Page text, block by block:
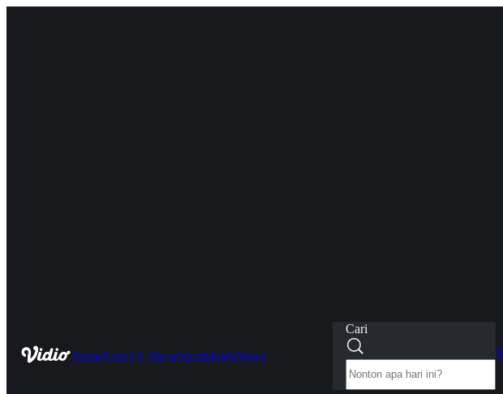
HomeLiveTV ShowSportsKidsNews
Cari